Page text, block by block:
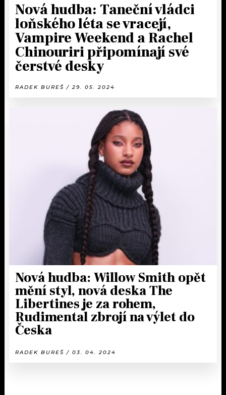
Nová hudba: Taneční vládci
loňského léta se vracejí,
Vampire Weekend a Rachel
Chinouriri připomínají své
čerstvé desky
RADEK BUREŠ / 29. 05. 2024
Nová hudba: Willow Smith opět
mění styl, nová deska The
Libertines je za rohem,
Rudimental zbrojí na výlet do
Česka
RADEK BUREŠ / 03. 04. 2024